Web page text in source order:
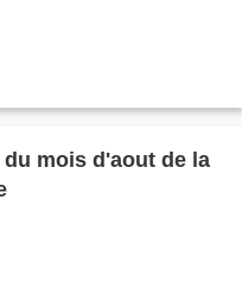
mois d'aout de la